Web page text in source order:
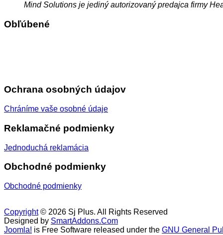
Mind Solutions je jediný autorizovaný predajca firmy
Obľúbené
Ochrana osobných údajov
Chráníme vaše osobné údaje
Reklamačné podmienky
Jednoduchá reklamácia
Obchodné podmienky
Obchodné podmienky
Copyright© 2026 Sj Plus. All Rights Reserved
Designed by SmartAddons.Com
Joomla! is Free Software released under the GNU General